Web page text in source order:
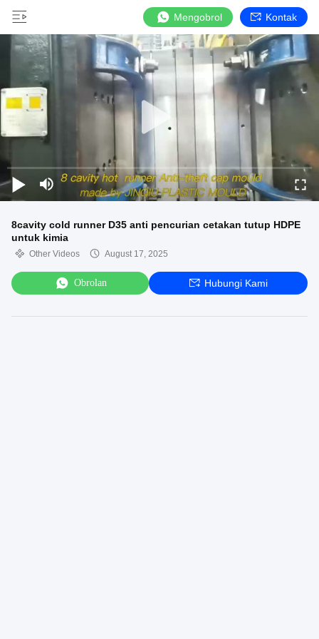
Mengobrol Kontak
8cavity cold runner D35 anti pencurian cetakan tutup HDPE
untuk kimia
Other Videos August 17, 2025
Obrolan Hubungi Kami